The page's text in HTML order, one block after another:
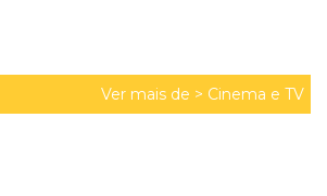
Ver mais de > Cinema e TV